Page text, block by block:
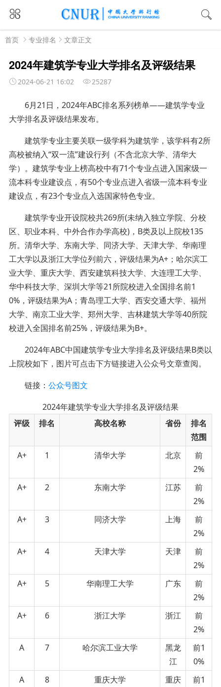
首页 专业排名 文章正文
2024年建筑学专业大学排名及评级结果
2024-06-21 16:02 25287
6月21日，2024年ABC排名系列榜单——建筑学专业
大学排名及评级结果发布。
建筑学专业主要关联一级学科为建筑学，该学科有2所
高校被纳入“双一流”建设行列（不含北京大学、清华大
学）。建筑学专业上榜高校中有71个专业点进入国家级一
流本科专业建设点，有50个专业点进入省级一流本科专业
建设点，有23个专业点入选国家特色专业。
建筑学专业开设院校共269所(未纳入独立学院、分校
区、职业本科、中外合作办学高校)，B类及以上院校135
所。清华大学、东南大学、同济大学、天津大学、华南理
工大学以及浙江大学位列前六，评级结果为A+；哈尔滨工
业大学、重庆大学、西安建筑科技大学、大连理工大学、
华中科技大学、深圳大学等21所院校进入全国排名前1
0%，评级结果为A；青岛理工大学、西安交通大学、福州
大学、南京工业大学、郑州大学、吉林建筑大学等40所院
校进入全国排名前25%，评级结果为B+。
2024年ABC中国建筑学专业大学排名及评级结果B类以
上院校如下，图片可点击下方链接进入公众号文章查阅。
链接： 公众号图文
2024年建筑学专业大学排名及评级结果
评级
排名 高校名称 省份
排名
范围
A+
1 清华大学 北京
前
2%
A+
2 东南大学 江苏
前
2%
A+
3 同济大学 上海
前
2%
A+
4 天津大学 天津
前
2%
A+
5 华南理工大学 广东
前
2%
A+
6 浙江大学 浙江
前
2%
A
7 哈尔滨工业大学
黑龙
江
前1
0%
A
8 重庆大学 重庆
前1